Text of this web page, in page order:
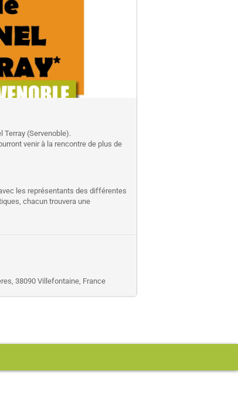
Terray (Servenoble).
venir à la rencontre de plus de
les représentants des différentes
chacun trouvera une
38090 Villefontaine, France